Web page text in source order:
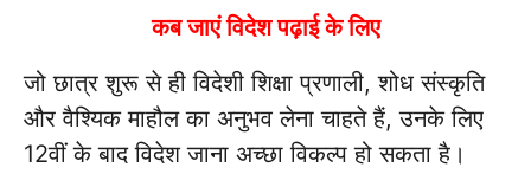
कब जाएं विदेश पढ़ाई के लिए
जो छात्र शुरू से ही विदेशी शिक्षा प्रणाली, शोध संस्कृति
और वैश्यिक माहौल का अनुभव लेना चाहते हैं, उनके लिए
12वीं के बाद विदेश जाना अच्छा विकल्प हो सकता है।